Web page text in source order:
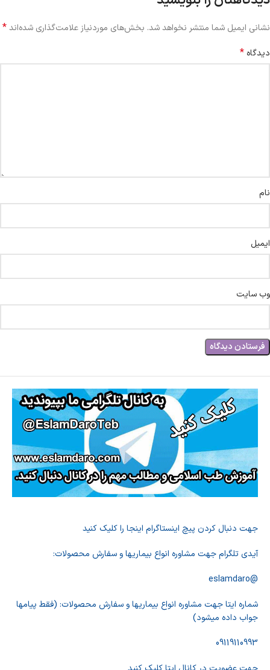
جهت دنبال کردن پیچ اینستاگرام اینجا را کلیک کنید
آیدی تلگرام جهت مشاوره انواع بیماریها و سفارش محصولات:
@eslamdaro
شماره ایتا جهت مشاوره انواع بیماریها و سفارش محصولات: (فقط پیامها
جواب داده میشود)
09119110993
نشانی ایمیل شما منتشر نخواهد شد. بخش‌های موردنیاز علامت‌گذاری شده‌اند*
دیدگاه *
نام
ایمیل
وب‌ سایت